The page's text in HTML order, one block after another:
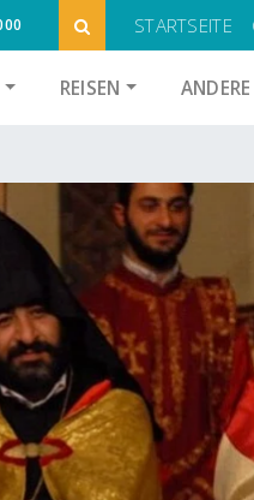
STARTSEITE
REISEN